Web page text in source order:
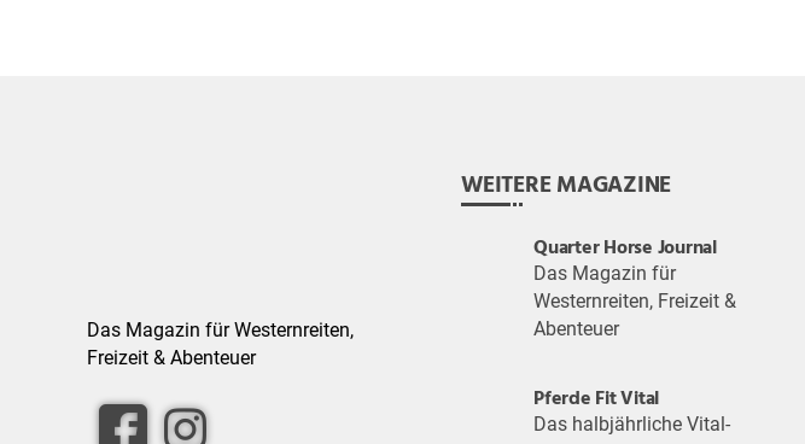
Das Magazin für Westernreiten,
Freizeit & Abenteuer
WEITERE MAGAZINE
Quarter Horse Journal
Das Magazin für
Westernreiten, Freizeit &
Abenteuer
Pferde Fit Vital
Das halbjährliche Vital-